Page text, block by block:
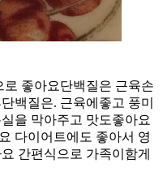
좋아요단백질은 근육손
백질은. 근육에좋고 풍미
을 막아주고 맛도좋아요
다이어트에도 좋아서 영
간편식으로 가족이함게